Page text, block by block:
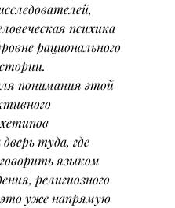
психика
рационального
понимания этой
туда, где
языком
религиозного
уже напрямую